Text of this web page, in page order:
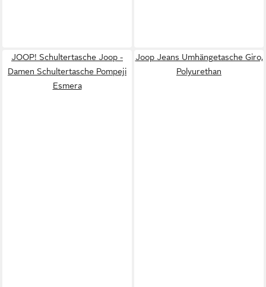
JOOP! Schultertasche Joop -
Damen Schultertasche Pompeji
Esmera
Joop Jeans Umhängetasche Giro,
Polyurethan